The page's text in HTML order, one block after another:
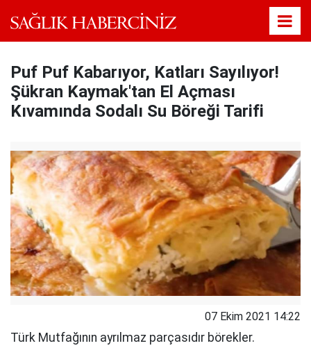
Puf Puf Kabarıyor, Katları Sayılıyor!
Şükran Kaymak'tan El Açması
Kıvamında Sodalı Su Böreği Tarifi
07 Ekim 2021 14:22
Türk Mutfağının ayrılmaz parçasıdır börekler.